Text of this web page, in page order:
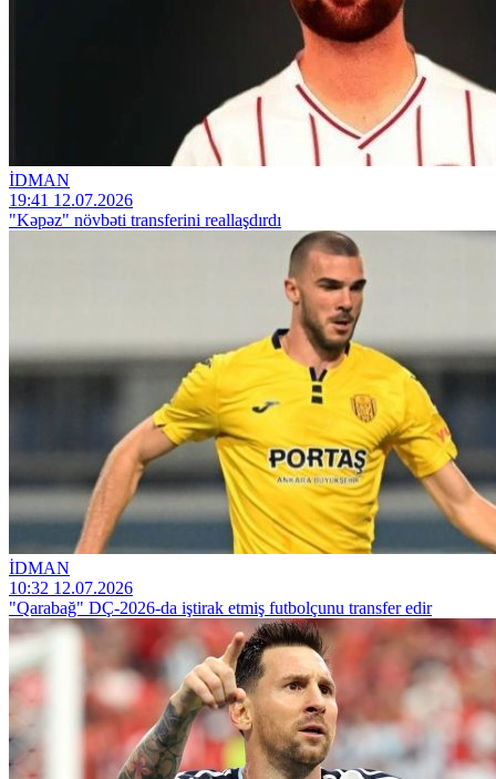
İDMAN
19:41 12.07.2026
"Kəpəz" növbəti transferini reallaşdırdı
İDMAN
10:32 12.07.2026
"Qarabağ" DÇ-2026-da iştirak etmiş futbolçunu transfer edir